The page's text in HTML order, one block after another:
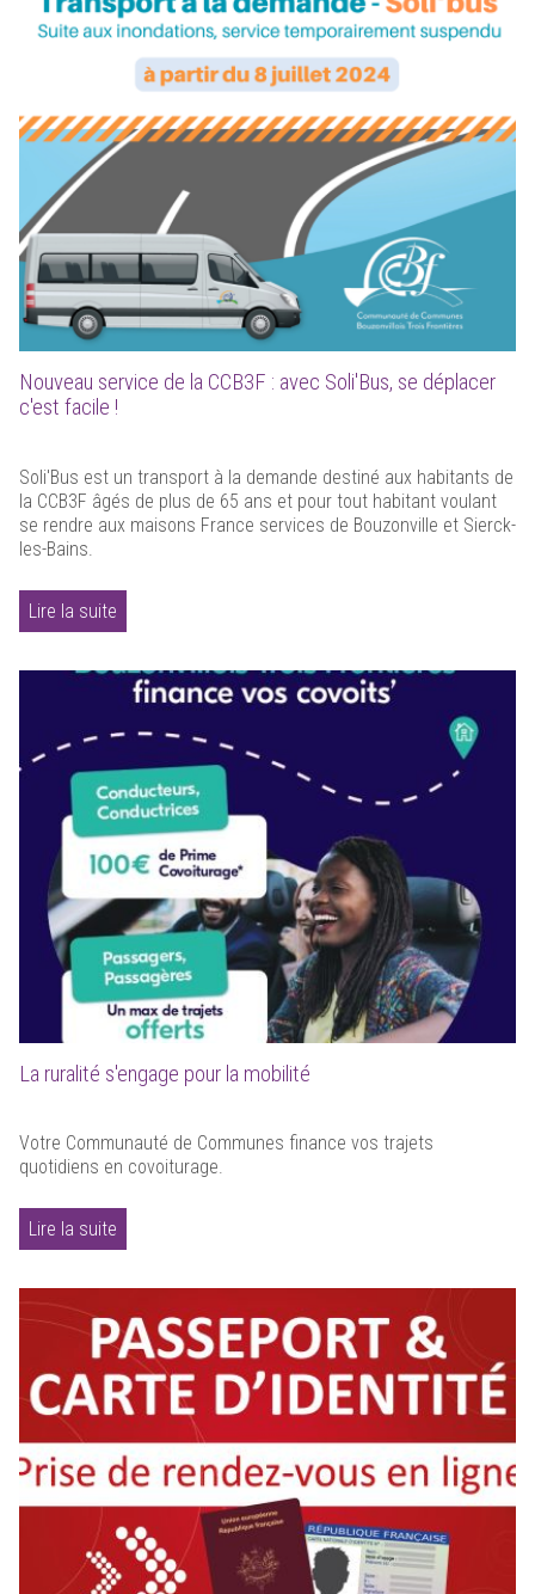
Nouveau service de la CCB3F : avec Soli'Bus, se déplacer
c'est facile !
Soli'Bus est un transport à la demande destiné aux habitants de
la CCB3F âgés de plus de 65 ans et pour tout habitant voulant
se rendre aux maisons France services de Bouzonville et Sierck-
les-Bains.
Lire la suite
La ruralité s'engage pour la mobilité
Votre Communauté de Communes finance vos trajets
quotidiens en covoiturage.
Lire la suite